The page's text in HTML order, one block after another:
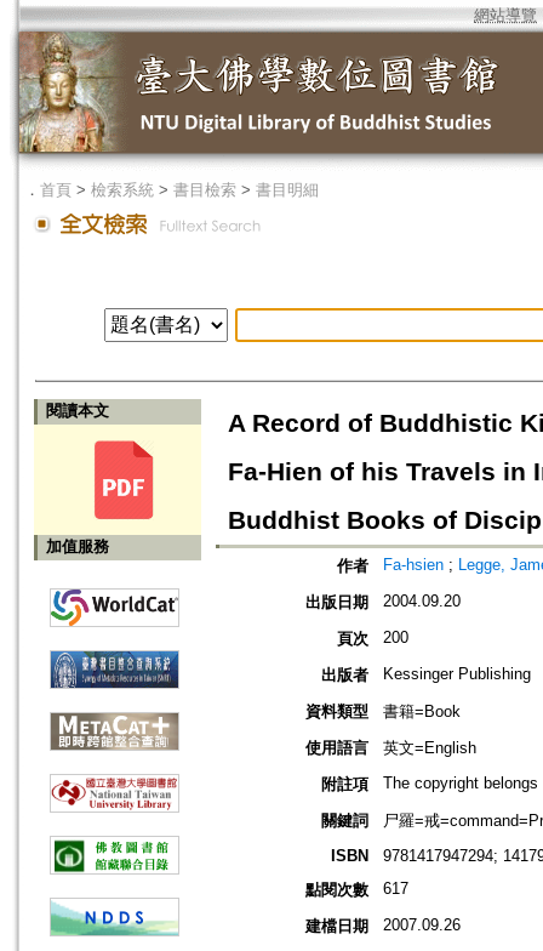
網站導覽
． 首頁 > 檢索系統 > 書目檢索 > 書目明細
閱讀本文
加值服務
A Record of Buddhistic
Fa-Hien of his Travels in
Buddhist Books of
作者 Fa-hsien ; Legge,
出版日期 2004.09.20
頁次 200
出版者 Kessinger Publishing
資料類型
書籍=Book
使用語言
英文=English
附註項
The copyright
關鍵詞
尸羅=戒
ISBN
9781417947294;
點閱次數
617
建檔日期 2007.09.26